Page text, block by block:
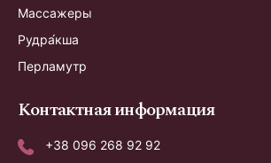
Массажеры
Рудра́кша
Перламутр
Контактная информация
+38 096 268 92 92